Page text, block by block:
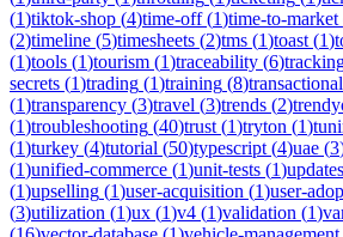
(1)tiktok-shop (4)time-off(1)time-to-market
(2)timeline (5)timesheets (2)tms (1)toast (1)
(1)tools (1)tourism (1)traceability (6)
secrets (1)trading (1)training (8)
(1)transparency (3)travel (3)trends (2)
(1)troubleshooting (40)trust (1)tryton (1)
(1)turkey (4)tutorial (50)typescript (4)uae (3
(1)unified-commerce (1)unit-tests (1)updates
(1)upselling (1)user-acquisition (1)user-
(3)utilization (1)ux (1)v4 (1)validation (1)